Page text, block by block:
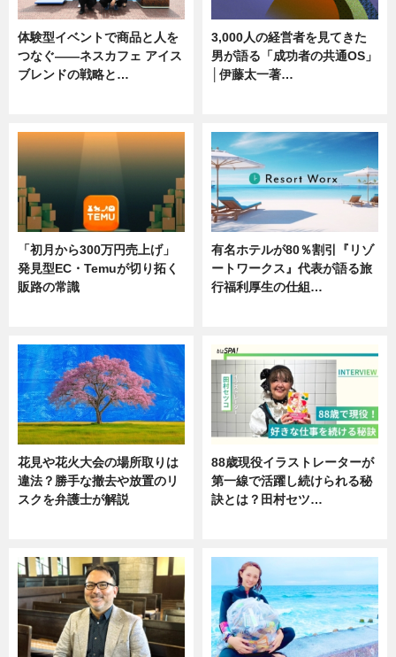
体験型イベントで商品と人を
つなぐ――ネスカフェ アイス
ブレンドの戦略と…
3,000人の経営者を見てきた
男が語る「成功者の共通OS」
│伊藤太一著…
「初月から300万円売上げ」
発見型EC・Temuが切り拓く
販路の常識
有名ホテルが80％割引『リゾ
ートワークス』代表が語る旅
行福利厚生の仕組…
花見や花火大会の場所取りは
違法？勝手な撤去や放置のリ
スクを弁護士が解説
88歳現役イラストレーターが
第一線で活躍し続けられる秘
訣とは？田村セツ…